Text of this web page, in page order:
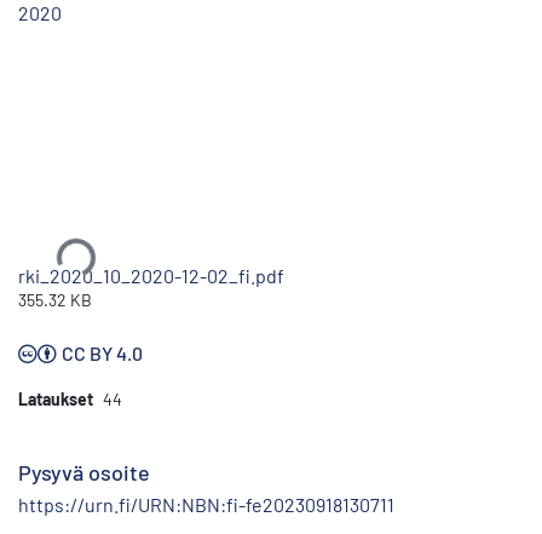
2020
rki_2020_10_2020-12-02_fi.pdf
355.32 KB
CC BY 4.0
Lataukset 44
Pysyvä osoite
https://urn.fi/URN:NBN:fi-fe20230918130711